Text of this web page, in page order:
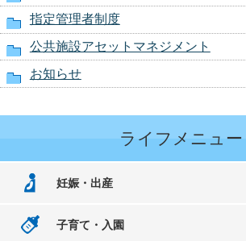
指定管理者制度
公共施設アセットマネジメント
お知らせ
ライフメニュー
妊娠・出産
子育て・入園